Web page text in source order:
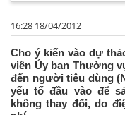
16:28 18/04/2012
Cho ý kiến vào dự
viên Ủy ban Thường
đến người tiêu dùng
yếu tố đầu vào để
không thay đổi, do